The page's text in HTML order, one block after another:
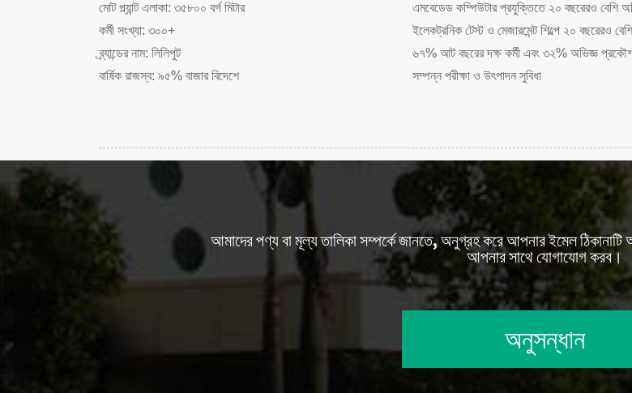
মোট প্ল্যান্ট এলাকা: ৩৫৮০০ বর্গ মিটার
কর্মী সংখ্যা: ৩০০+
ব্র্যান্ডের নাম: লিলিপুট
বার্ষিক রাজস্ব: ৯৫% বাজার বিদেশে
এমবেডেড কম্পিউটার প্রযুক্তিতে ২০ বছরেরও বেশি
ইলেকট্রনিক টেস্ট ও মেজারমেন্ট শিল্পে ২০ বছরেরও
৬৭% আট বছরের দক্ষ কর্মী এবং ৩২% অভিজ্ঞ
সম্পন্ন পরীক্ষা ও উৎপাদন সুবিধা
আমাদের পণ্য বা মূল্য তালিকা সম্পর্কে জানতে, অনুগ্রহ করে আপনার ইমেল ঠিকানাটি
আপনার সাথে যোগাযোগ করব।
অনুসন্ধান